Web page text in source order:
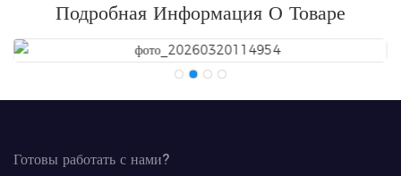
Подробная Информация О Товаре
Готовы работать с нами?